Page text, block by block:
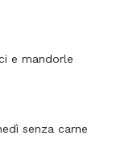
e mandorle
senza carne